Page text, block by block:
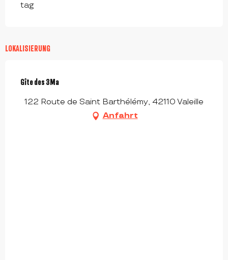
tag
LOKALISIERUNG
Gîte des 3Ma
122 Route de Saint Barthélémy, 42110 Valeille
Anfahrt